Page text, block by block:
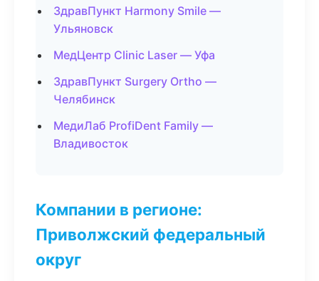
ЗдравПункт Harmony Smile —
Ульяновск
МедЦентр Clinic Laser — Уфа
ЗдравПункт Surgery Ortho —
Челябинск
МедиЛаб ProfiDent Family —
Владивосток
Компании в регионе:
Приволжский федеральный
округ